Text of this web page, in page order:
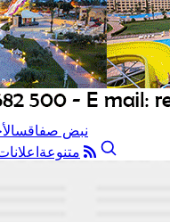
نبض صفاقس
متنوعة